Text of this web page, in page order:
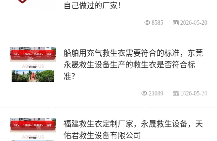
自己做过的厂家！
8585 2026-05-20
船舶用充气救生衣需要符合的标准，东莞
永晟救生设备生产的救生衣是否符合标
准？
21089 2026-05-20
福建救生衣定制厂家，永晟救生设备，天
佑君救生设备有限公司